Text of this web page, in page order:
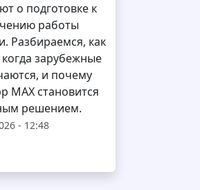
о подготовке к
работы
Разбираемся, как
когда зарубежные
и почему
MAX становится
решением.
- 12:48